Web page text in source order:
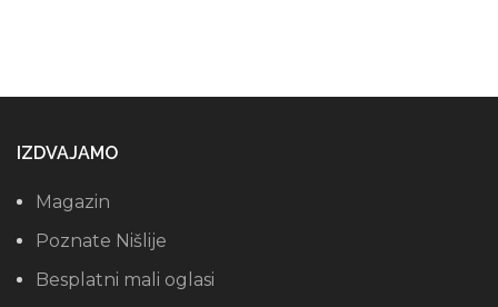
IZDVAJAMO
Magazin
Poznate Nišlije
Besplatni mali oglasi